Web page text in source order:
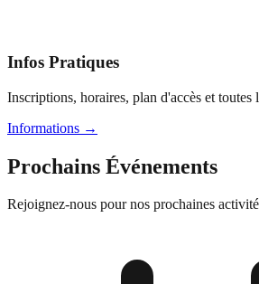
Infos Pratiques
Inscriptions, horaires, plan d'accès et toutes
Informations →
Prochains Événements
Rejoignez-nous pour nos prochaines